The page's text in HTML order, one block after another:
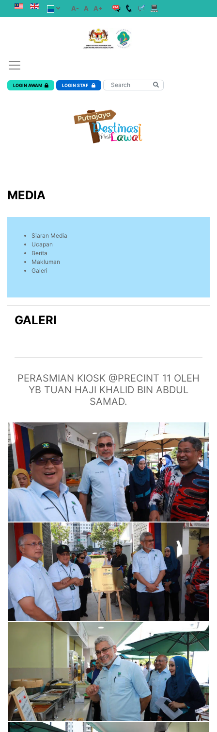
A- A A+
LOGIN AWAM LOGIN STAF
MEDIA
Siaran Media
Ucapan
Berita
Makluman
Galeri
GALERI
PERASMIAN KIOSK @PRECINT 11 OLEH
YB TUAN HAJI KHALID BIN ABDUL
SAMAD.